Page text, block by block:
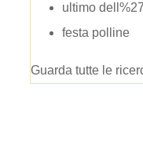
ultimo
festa polline
Guarda tutte le